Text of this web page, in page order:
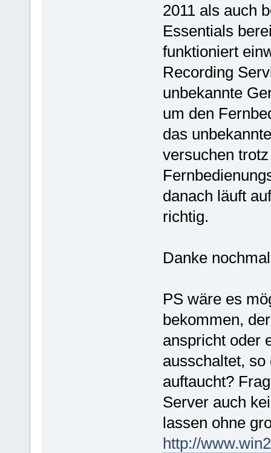
2011 als auch
Essentials
funktioniert
Recording
unbekannte
um den
das
versuchen
danach läuft
richtig.
Danke
PS wäre es
bekommen,
anspricht oder
ausschaltet,
auftaucht?
Server auch
lassen ohne
http://